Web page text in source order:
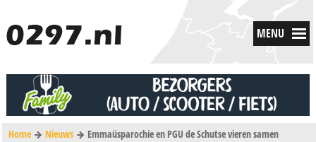
MENU
Home Nieuws
Emmaüsparochie en PGU de Schutse vieren samen